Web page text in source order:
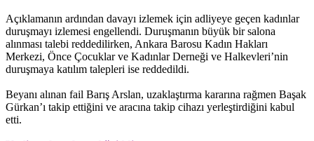
Açıklamanın ardından davayı izlemek için adliyeye geçen kadınlar
duruşmayı izlemesi engellendi. Duruşmanın büyük bir salona
alınması talebi reddedilirken, Ankara Barosu Kadın Hakları
Merkezi, Önce Çocuklar ve Kadınlar Derneği ve Halkevleri’nin
duruşmaya katılım talepleri ise reddedildi.
Beyanı alınan fail Barış Arslan, uzaklaştırma kararına rağmen Başak
Gürkan’ı takip ettiğini ve aracına takip cihazı yerleştirdiğini kabul
etti.